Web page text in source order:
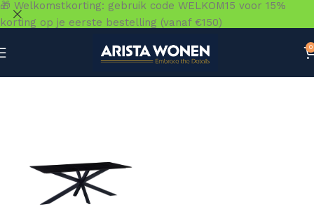
0
🎁 Welkomstkorting: gebruik code WELKOM15 voor 15%
korting op je eerste bestelling (vanaf €150)